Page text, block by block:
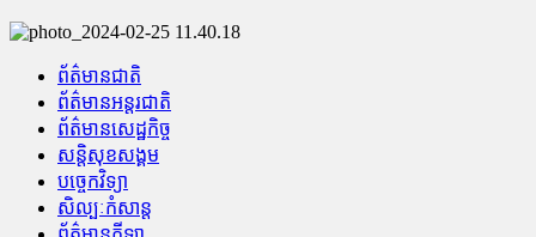
ព័ត៌មានជាតិ
ព័ត៌មានអន្តរជាតិ
ព័ត៌មានសេដ្ឋកិច្ច
សន្តិសុខសង្គម
បច្ចេកវិទ្យា
សិល្បៈកំសាន្ត